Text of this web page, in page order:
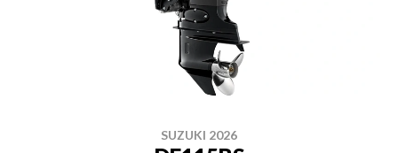
SUZUKI 2026